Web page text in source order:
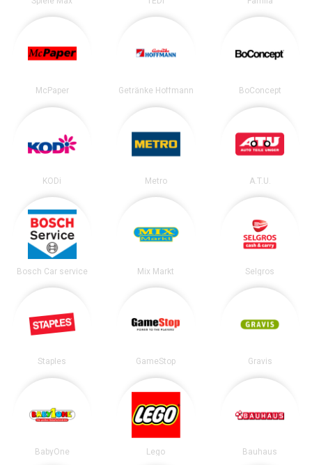
McPaper Getränke Hoffmann BoConcept
KODi Metro A.T.U.
Bosch Car service Mix Markt Selgros
Staples GameStop Gravis
BabyOne Lego Bauhaus